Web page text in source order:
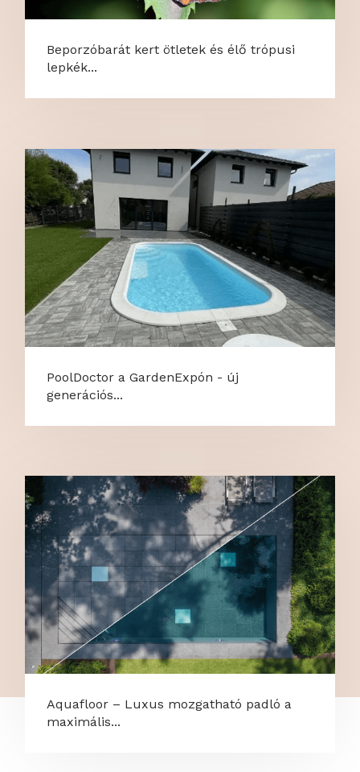
Beporzóbarát kert ötletek és élő trópusi
lepkék...
PoolDoctor a GardenExpón - új
generációs...
Aquafloor – Luxus mozgatható padló a
maximális...